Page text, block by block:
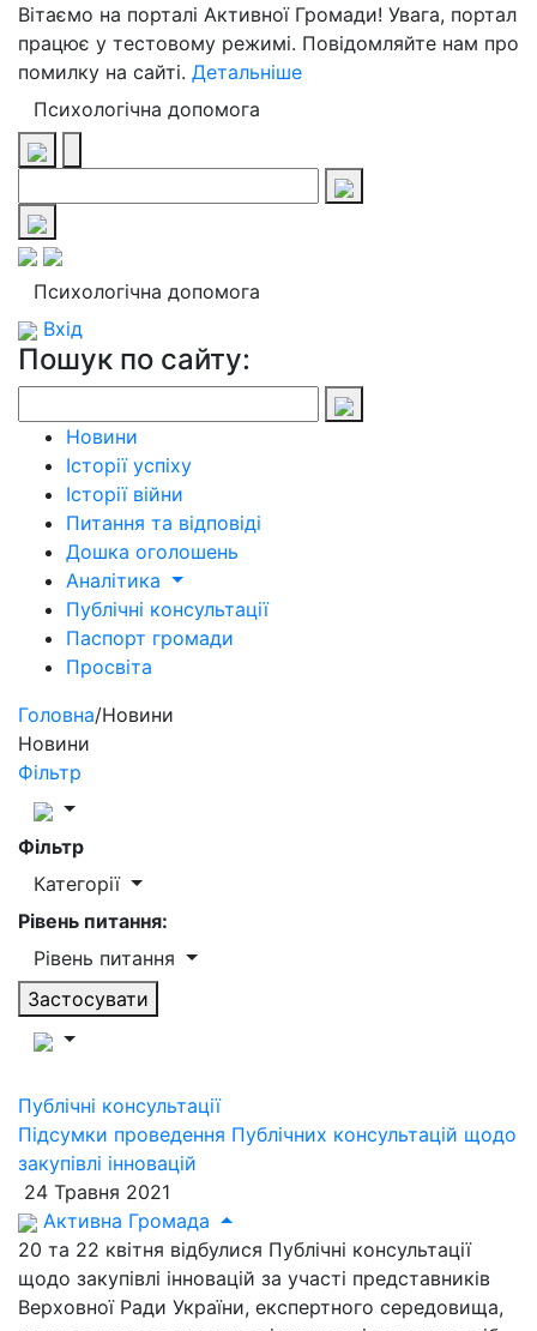
Вітаємо на порталі Активної Громади! Увага, портал
працює у тестовому режимі. Повідомляйте нам про
помилку на сайті. Детальніше
Психологічна допомога
Психологічна допомога
Вхід
Пошук по сайту:
Новини
Історії успіху
Історії війни
Питання та відповіді
Дошка оголошень
Аналітика
Публічні консультації
Паспорт громади
Просвіта
Головна/Новини
Новини
Фільтр
Фільтр
Категорії
Рівень питання:
Рівень питання
Застосувати
Публічні консультації
Підсумки проведення Публічних консультацій щодо
закупівлі інновацій
24 Травня 2021
Активна Громада
20 та 22 квітня відбулися Публічні консультації
щодо закупівлі інновацій за участі представників
Верховної Ради України, експертного середовища,